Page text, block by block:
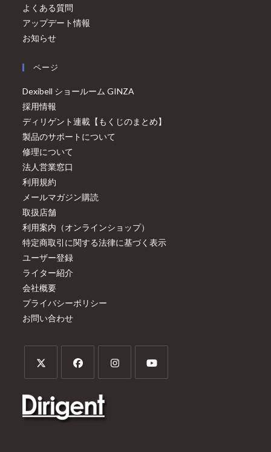
よくある質問
アップデート情報
お知らせ
ページ
Dexibell ショールーム GINZA
採用情報
ディリゲント連載【もくじのまとめ】
製品のサポートについて
修理について
法人営業窓口
利用規約
メールマガジン購読
取扱店舗
利用案内（オンラインショップ）
特定商取引に関する法律に基づく表示
ユーザー登録
ライター紹介
会社概要
プライバシーポリシー
お問い合わせ